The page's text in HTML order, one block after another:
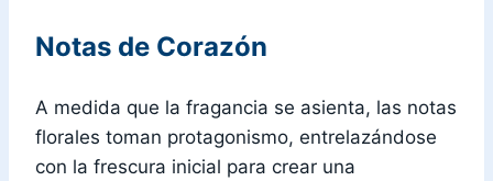
Notas de Corazón
A medida que la fragancia se asienta, las notas
florales toman protagonismo, entrelazándose
con la frescura inicial para crear una